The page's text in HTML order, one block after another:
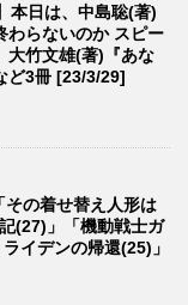
本日は、中島聡(著)
わらないのか スピー
大竹文雄(著)『あな
ど3冊 [23/3/29]
の着せ替え人形は
(27)」「機動戦士ガ
イデンの帰還(25)」